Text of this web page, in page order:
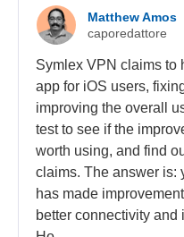
Matthew Amos
caporedattore
Symlex VPN claims to
app for iOS users,
improving the overall
test to see if the
worth using, and find
claims. The answer is:
has made
better connectivity and